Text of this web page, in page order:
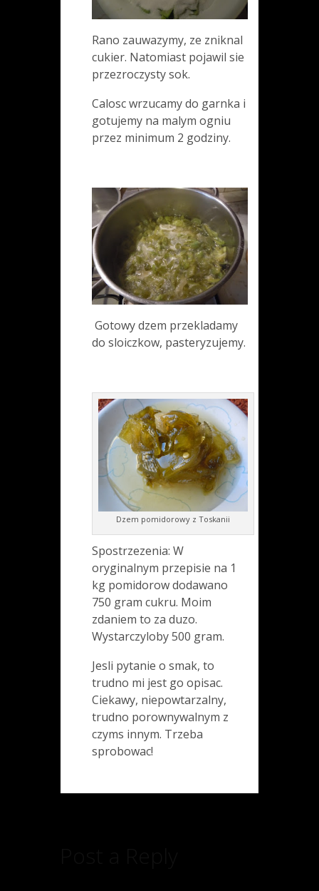
Rano zauwazymy, ze zniknal
cukier. Natomiast pojawil sie
przezroczysty sok.
Calosc wrzucamy do garnka i
gotujemy na malym ogniu
przez minimum 2 godziny.
Gotowy dzem przekladamy
do sloiczkow, pasteryzujemy.
Dzem pomidorowy z Toskanii
Spostrzezenia: W
oryginalnym przepisie na 1
kg pomidorow dodawano
750 gram cukru. Moim
zdaniem to za duzo.
Wystarczyloby 500 gram.
Jesli pytanie o smak, to
trudno mi jest go opisac.
Ciekawy, niepowtarzalny,
trudno porownywalnym z
czyms innym. Trzeba
sprobowac!